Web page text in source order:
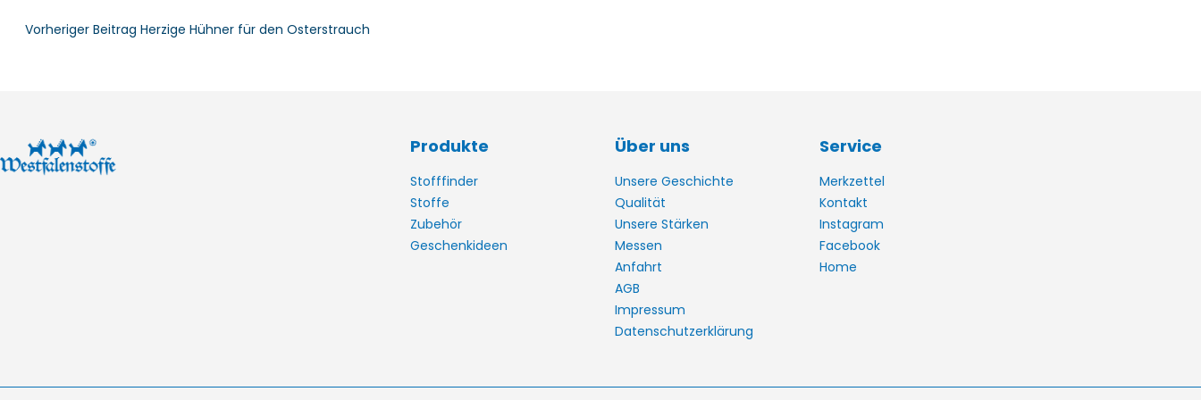
Vorheriger Beitrag Herzige Hühner für den Osterstrauch
Produkte
Stofffinder
Stoffe
Zubehör
Geschenkideen
Über uns
Unsere Geschichte
Qualität
Unsere Stärken
Messen
Anfahrt
AGB
Impressum
Datenschutzerklärung
Service
Merkzettel
Kontakt
Instagram
Facebook
Home